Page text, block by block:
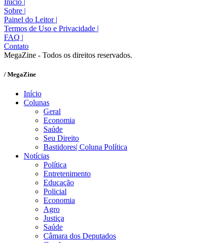
Início |
Sobre |
Painel do Leitor |
Termos de Uso e Privacidade |
FAQ |
Contato
MegaZine - Todos os direitos reservados.
/ MegaZine
Início
Colunas
Geral
Economia
Saúde
Seu Direito
Bastidores| Coluna Política
Notícias
Política
Entretenimento
Educação
Policial
Economia
Agro
Justiça
Saúde
Câmara dos Deputados